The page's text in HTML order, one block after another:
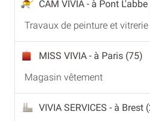
CAM VIVIA - à Pont
Travaux de peinture et vitrerie
MISS VIVIA - à Paris (75)
Magasin vêtement
VIVIA SERVICES - à Brest